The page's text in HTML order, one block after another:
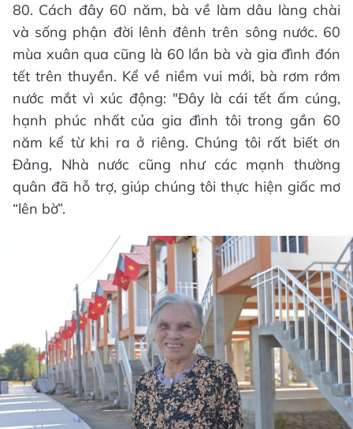
80. Cách đây 60 năm, bà về làm dâu làng chài
và sống phận đời lênh đênh trên sông nước. 60
mùa xuân qua cũng là 60 lần bà và gia đình đón
tết trên thuyền. Kể về niềm vui mới, bà rơm rớm
nước mắt vì xúc động: "Đây là cái tết ấm cúng,
hạnh phúc nhất của gia đình tôi trong gần 60
năm kể từ khi ra ở riêng. Chúng tôi rất biết ơn
Đảng, Nhà nước cũng như các mạnh thường
quân đã hỗ trợ, giúp chúng tôi thực hiện giấc mơ
“lên bờ”.